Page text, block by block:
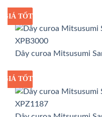
GIÁ SỈ
GIÁ TỐT
Dây curoa Mitsusumi
GIÁ SỈ
GIÁ TỐT